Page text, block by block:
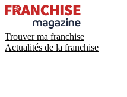
Trouver ma franchise
Actualités de la franchise